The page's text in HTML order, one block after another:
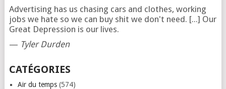
Advertising has us chasing cars and clothes, working
jobs we hate so we can buy shit we don't need. [...] Our
Great Depression is our lives.
— Tyler Durden
CATÉGORIES
Air du temps(574)